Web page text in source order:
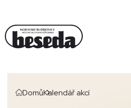
DomůKalendář akcí